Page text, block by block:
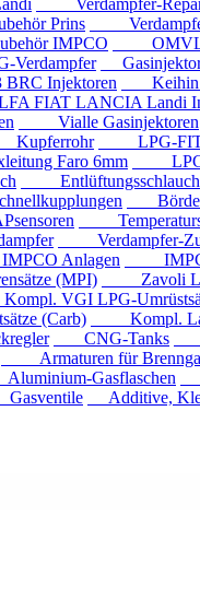
Verdampfer-
Prins
IMPCO
OMVL
Injektoren
Keihin
FIAT LANCIA Landi
Vialle Gasinjektoren
LPG-FIT
Faro 6mm
LPG-
Entlüftungsschlauch
Verdampfer-
Anlagen
(MPI)
Zavoli
VGI LPG-
(Carb)
Kompl.
CNG-Tanks
Armaturen für
Gasflaschen
Additive,